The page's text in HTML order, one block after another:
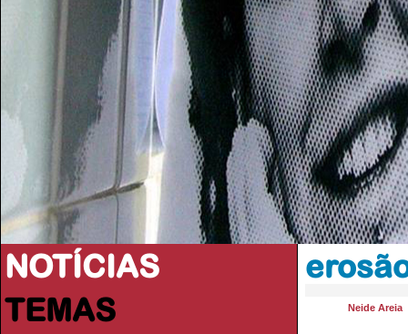
NOTÍCIAS
TEMAS
Neide Areia